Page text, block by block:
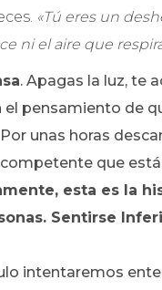
«Tú eres un
ni el aire que
. Apagas la luz, te
el pensamiento de
unas horas
que
esta es la
Sentirse
intentaremos